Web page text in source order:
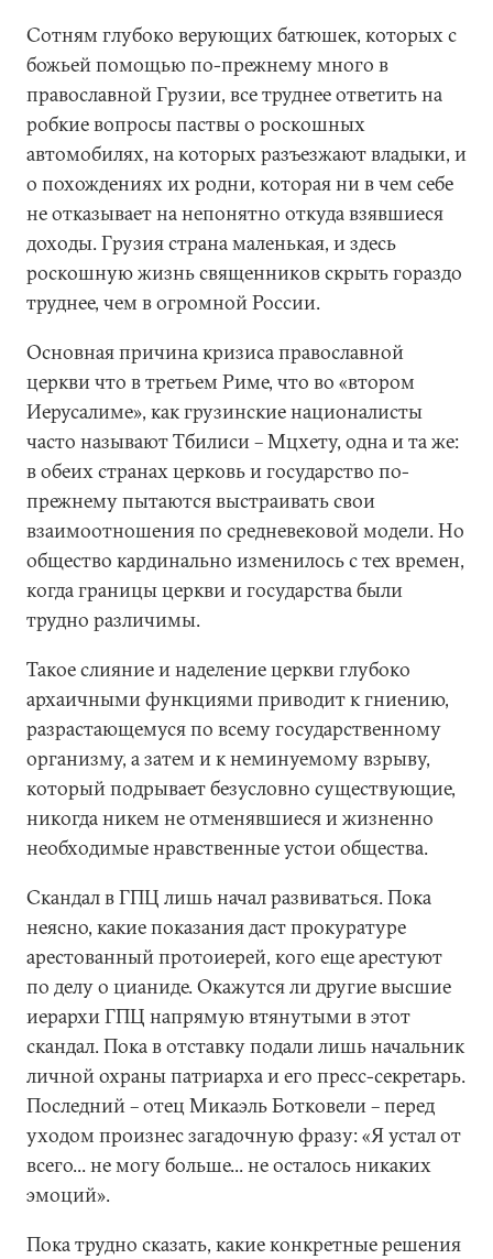
Сотням глубоко верующих батюшек, которых с
божьей помощью по-прежнему много в
православной Грузии, все труднее ответить на
робкие вопросы паствы о роскошных
автомобилях, на которых разъезжают владыки, и
о похождениях их родни, которая ни в чем себе
не отказывает на непонятно откуда взявшиеся
доходы. Грузия страна маленькая, и здесь
роскошную жизнь священников скрыть гораздо
труднее, чем в огромной России.
Основная причина кризиса православной
церкви что в третьем Риме, что во «втором
Иерусалиме», как грузинские националисты
часто называют Тбилиси – Мцхету, одна и та же:
в обеих странах церковь и государство по-
прежнему пытаются выстраивать свои
взаимоотношения по средневековой модели. Но
общество кардинально изменилось с тех времен,
когда границы церкви и государства были
трудно различимы.
Такое слияние и наделение церкви глубоко
архаичными функциями приводит к гниению,
разрастающемуся по всему государственному
организму, а затем и к неминуемому взрыву,
который подрывает безусловно существующие,
никогда никем не отменявшиеся и жизненно
необходимые нравственные устои общества.
Скандал в ГПЦ лишь начал развиваться. Пока
неясно, какие показания даст прокуратуре
арестованный протоиерей, кого еще арестуют
по делу о цианиде. Окажутся ли другие высшие
иерархи ГПЦ напрямую втянутыми в этот
скандал. Пока в отставку подали лишь начальник
личной охраны патриарха и его пресс-секретарь.
Последний – отец Микаэль Ботковели – перед
уходом произнес загадочную фразу: «Я устал от
всего... не могу больше... не осталось никаких
эмоций».
Пока трудно сказать, какие конкретные решения